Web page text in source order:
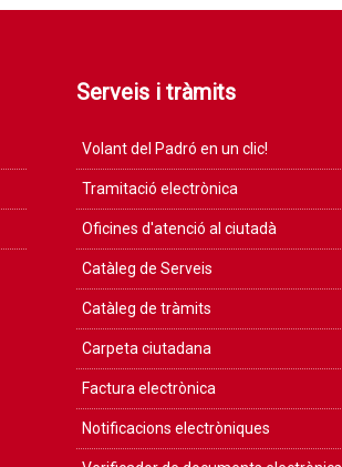
Serveis i tràmits
Volant del Padró en un clic!
Tramitació electrònica
Oficines d'atenció al ciutadà
Catàleg de Serveis
Catàleg de tràmits
Carpeta ciutadana
Factura electrònica
Notificacions electròniques